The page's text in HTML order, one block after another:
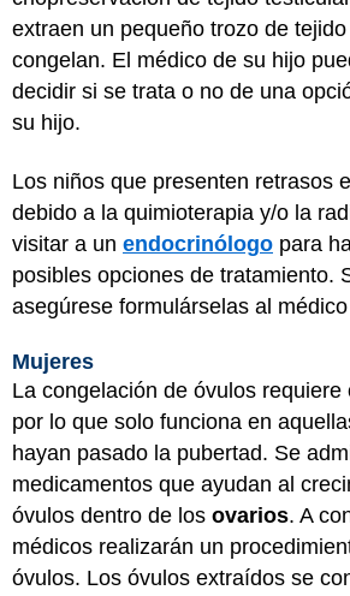
extraen un pequeño trozo de
congelan. El médico de su hijo
decidir si se trata o no de una
su hijo.
Los niños que presenten retrasos
debido a la quimioterapia y/o la
visitar a un endocrinólogo para
posibles opciones de tratamiento.
asegúrese formulárselas al
Mujeres
La congelación de óvulos requiere
por lo que solo funciona en
hayan pasado la pubertad. Se
medicamentos que ayudan al
óvulos dentro de los ovarios. A
médicos realizarán un
óvulos. Los óvulos extraídos se